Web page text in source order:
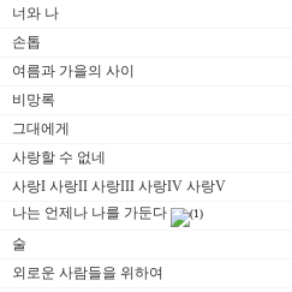
너와 나
손톱
여름과 가을의 사이
비망록
그대에게
사랑할 수 없네
사랑I 사랑II 사랑III 사랑IV 사랑V
나는 언제나 나를 가둔다 (1)
술
외로운 사람들을 위하여